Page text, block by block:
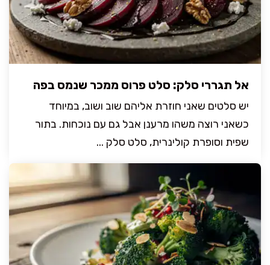
אל תגררי סלק: סלט פרוס ממכר שנמס בפה
יש סלטים שאני חוזרת אליהם שוב ושוב, במיוחד
כשאני רוצה משהו מרענן אבל גם עם נוכחות. בתור
שפית וסופרת קולינרית, סלט סלק ...